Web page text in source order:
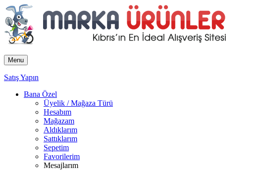
Menu
Satış Yapın
Bana Özel
Üyelik / Mağaza Türü
Hesabım
Mağazam
Aldıklarım
Sattıklarım
Sepetim
Favorilerim
Mesajlarım